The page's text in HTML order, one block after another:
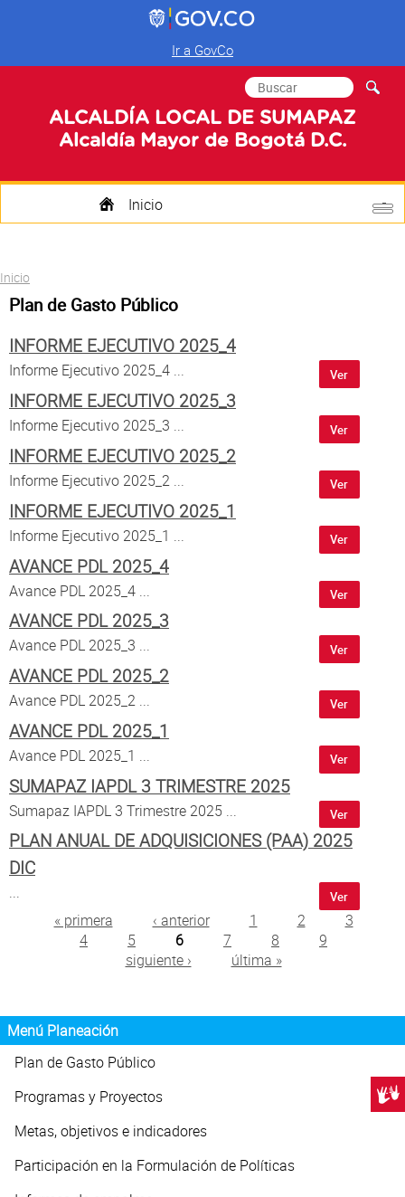
Ir a GovCo
ALCALDÍA LOCAL DE SUMAPAZ
Alcaldía Mayor de Bogotá D.C.
Formulario de
búsqueda
Buscar
Inicio
Participa
Atención al Ciudadano
Usted está aquí
Inicio
Plan de Gasto Público
INFORME EJECUTIVO 2025_4
Informe Ejecutivo 2025_4 ... Ver
INFORME EJECUTIVO 2025_3
Informe Ejecutivo 2025_3 ... Ver
INFORME EJECUTIVO 2025_2
Informe Ejecutivo 2025_2 ... Ver
INFORME EJECUTIVO 2025_1
Informe Ejecutivo 2025_1 ... Ver
AVANCE PDL 2025_4
Avance PDL 2025_4 ... Ver
AVANCE PDL 2025_3
Avance PDL 2025_3 ... Ver
AVANCE PDL 2025_2
Avance PDL 2025_2 ... Ver
AVANCE PDL 2025_1
Avance PDL 2025_1 ... Ver
SUMAPAZ IAPDL 3 TRIMESTRE 2025
Sumapaz IAPDL 3 Trimestre 2025 ... Ver
PLAN ANUAL DE ADQUISICIONES (PAA) 2025
DIC
... Ver
Páginas« primera ‹ anterior 1 2
3
4
5 6 7 8
9
siguiente ›
última »
Menú Planeación
Plan de Gasto Público
Programas y Proyectos
Metas, objetivos e indicadores
Participación en la Formulación de Políticas